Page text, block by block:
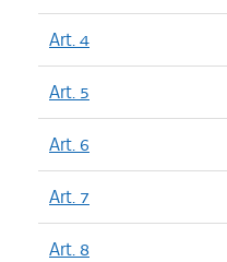
Art. 4
Art. 5
Art. 6
Art. 7
Art. 8